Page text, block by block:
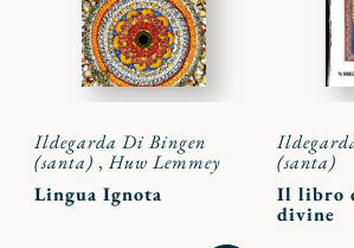
Ildegarda Di Bingen
(santa) , Huw Lemmey
Lingua Ignota
(santa)
Il libro
divine